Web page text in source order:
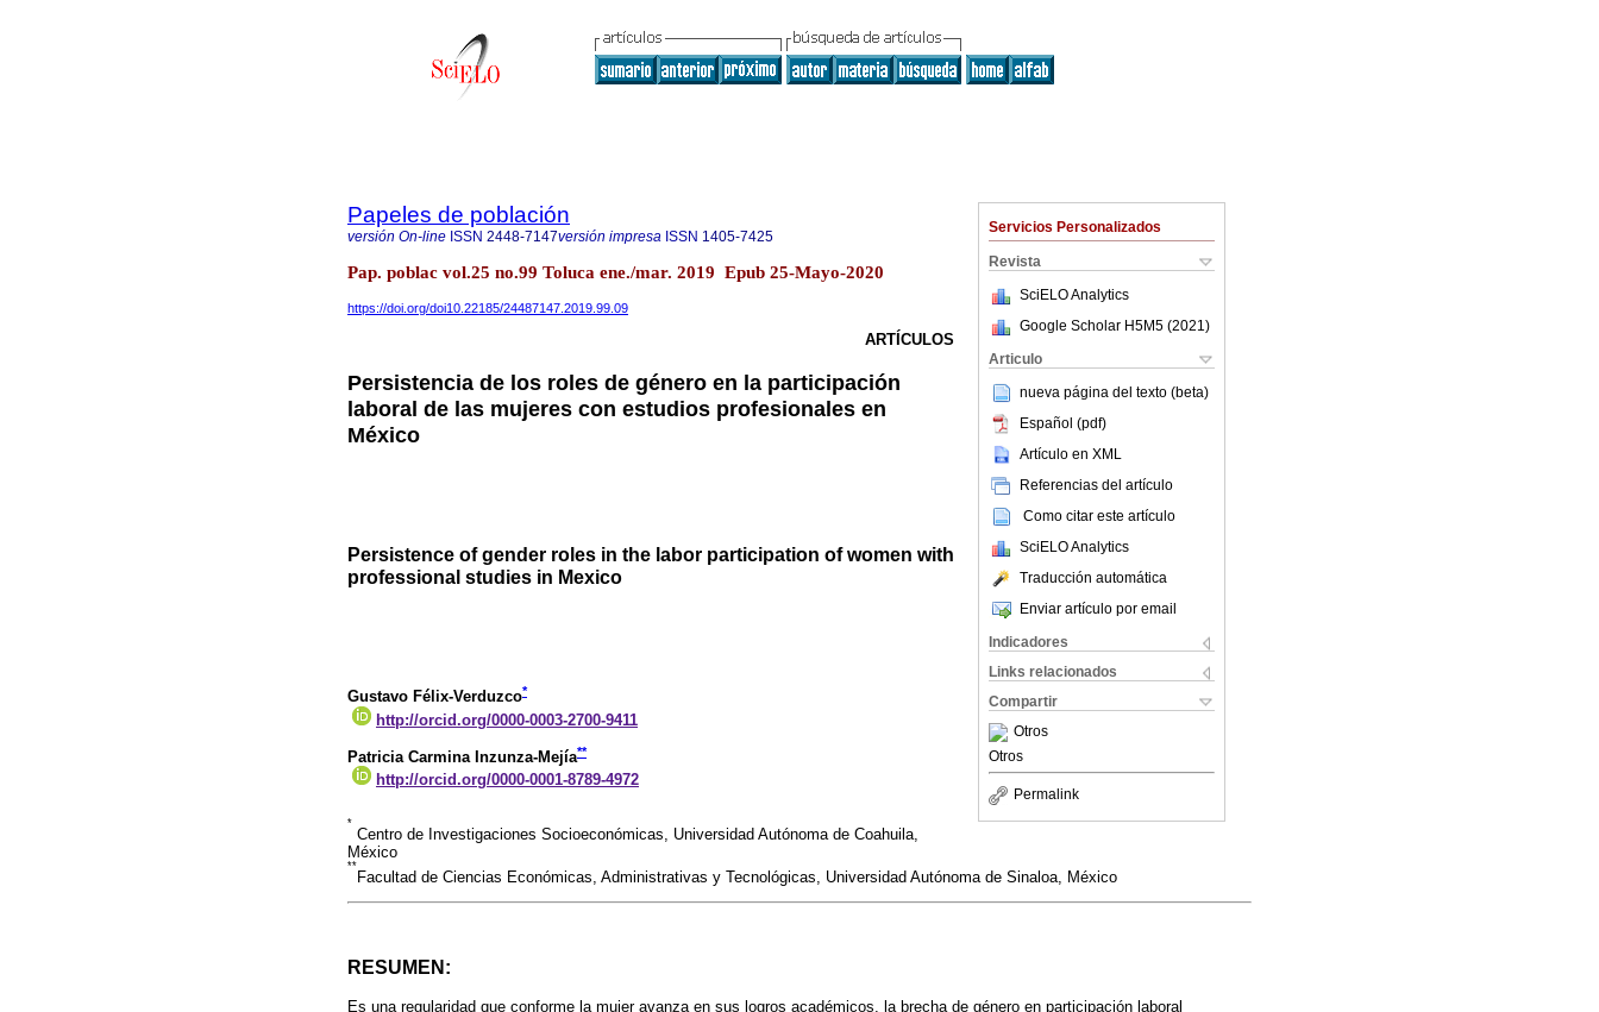
Servicios Personalizados
Revista
SciELO Analytics
Google Scholar H5M5 (2021 )
Articulo
nueva página del texto (beta)
Español (pdf)
Artículo en XML
Referencias del artículo
Como citar este artículo
SciELO Analytics
Traducción automática
Enviar artículo por email
Indicadores
Links relacionados
Compartir
Otros
Otros
Permalink
Papeles de población
versión On-line ISSN 2448-7147versión impresa ISSN 1405-7425
Pap. poblac vol.25 no.99 Toluca ene./mar. 2019 Epub 25-Mayo-2020
https://doi.org/doi10.22185/24487147.2019.99.09
ARTÍCULOS
Persistencia de los roles de género en la participación
laboral de las mujeres con estudios profesionales en
México
Persistence of gender roles in the labor participation of women with
professional studies in Mexico
Gustavo Félix-Verduzco*
http://orcid.org/0000-0003-2700-9411
Patricia Carmina Inzunza-Mejía**
http://orcid.org/0000-0001-8789-4972
*
Centro de Investigaciones Socioeconómicas, Universidad Autónoma de Coahuila,
México
**
Facultad de Ciencias Económicas, Administrativas y Tecnológicas, Universidad Autónoma de Sinaloa, México
RESUMEN:
Es una regularidad que conforme la mujer avanza en sus logros académicos, la brecha de género en participación laboral